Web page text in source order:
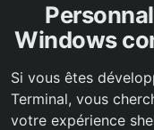
Windows
Si vous êtes
Terminal, vous
votre expérience